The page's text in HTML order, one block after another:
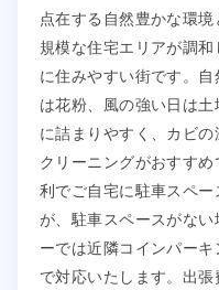
点在する自然豊かな環
規模な住宅エリアが調
に住みやすい街です。
は花粉、風の強い日は
に詰まりやすく、カビ
クリーニングがおすす
利でご自宅に駐車スペ
が、駐車スペースがな
ーでは近隣コインパー
で対応いたします。出